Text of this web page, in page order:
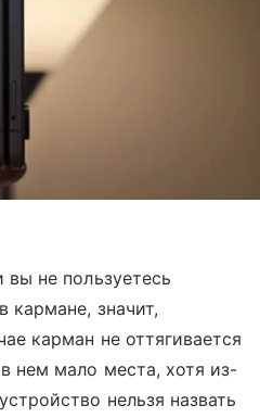
не пользуетесь
кармане, значит,
карман не оттягивается
нем мало места, хотя из-
нельзя назвать